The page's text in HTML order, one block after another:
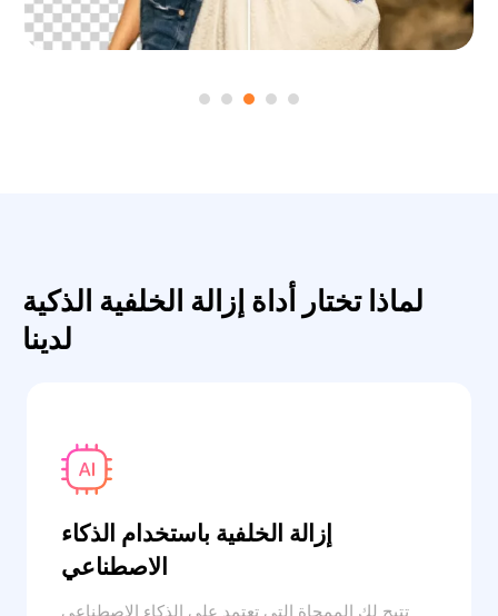
لماذا تختار أداة إزالة الخلفية الذكية
لدينا
إزالة الخلفية باستخدام الذكاء
الاصطناعي
تتيح لك الممحاة التي تعتمد على الذكاء الاصطناعي